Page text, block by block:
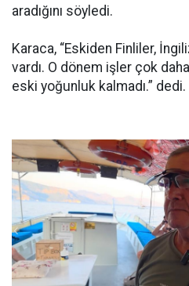
aradığını söyledi.
Karaca, “Eskiden Finliler,
vardı. O dönem işler çok
eski yoğunluk kalmadı.” dedi.